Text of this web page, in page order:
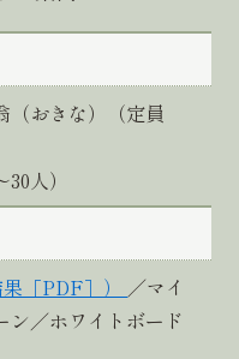
おきな）（定員
人）
［PDF］） ／マイ
ン／ホワイトボード